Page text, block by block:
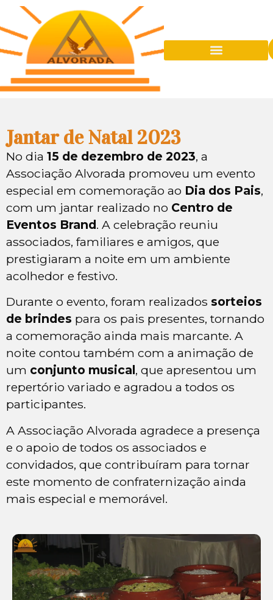
Jantar de Natal 2023
No dia 15 de dezembro de 2023, a
Associação Alvorada promoveu um evento
especial em comemoração ao Dia dos Pais,
com um jantar realizado no Centro de
Eventos Brand. A celebração reuniu
associados, familiares e amigos, que
prestigiaram a noite em um ambiente
acolhedor e festivo.
Durante o evento, foram realizados sorteios
de brindes para os pais presentes, tornando
a comemoração ainda mais marcante. A
noite contou também com a animação de
um conjunto musical, que apresentou um
repertório variado e agradou a todos os
participantes.
A Associação Alvorada agradece a presença
e o apoio de todos os associados e
convidados, que contribuíram para tornar
este momento de confraternização ainda
mais especial e memorável.